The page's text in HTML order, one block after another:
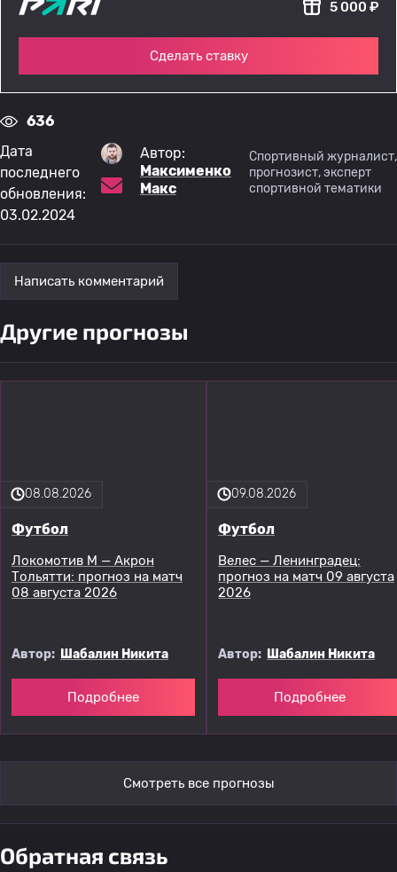
5 000 ₽
Сделать ставку
636
Дата
последнего
обновления:
03.02.2024
Автор:
Максименко
Макс
Спортивный журналист,
прогнозист, эксперт
спортивной тематики
Написать комментарий
Другие прогнозы
08.08.2026
Футбол
Локомотив М — Акрон
Тольятти: прогноз на матч
08 августа 2026
Автор: Шабалин Никита
Подробнее
09.08.2026
Футбол
Велес — Ленинградец:
прогноз на матч 09 августа
2026
Автор: Шабалин Никита
Подробнее
Смотреть все прогнозы
Обратная связь